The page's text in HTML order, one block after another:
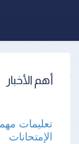
أهم الأخبار
تعليمات
الإمتحانات